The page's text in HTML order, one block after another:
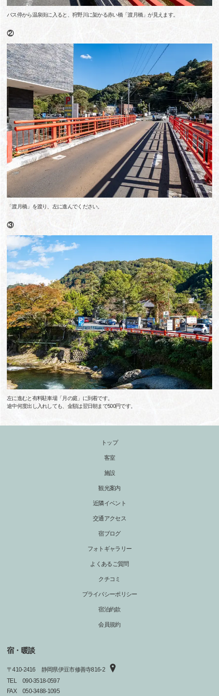
バス停から温泉街に入ると、狩野川に架かる赤い橋「渡月橋」が見えます。
②
「渡月橋」を渡り、左に進んでください。
③
左に進むと有料駐車場「月の庭」に到着です。
途中何度出し入れしても、金額は翌日朝まで500円です。
トップ
客室
施設
観光案内
近隣イベント
交通アクセス
宿ブログ
フォトギャラリー
よくあるご質問
クチコミ
プライバシーポリシー
宿泊約款
会員規約
宿・暖談
〒410-2416
静岡県伊豆市修善寺816‐2
TEL
090-3518-0597
FAX
050-3488-1095